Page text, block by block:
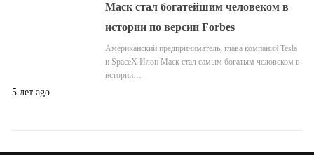
Маск стал богатейшим человеком в
истории по версии Forbes
Американский предприниматель, глава компаний Tesla
и SpaceX Илон Маск стал самым богатым человеком в
истории…
5 лет ago